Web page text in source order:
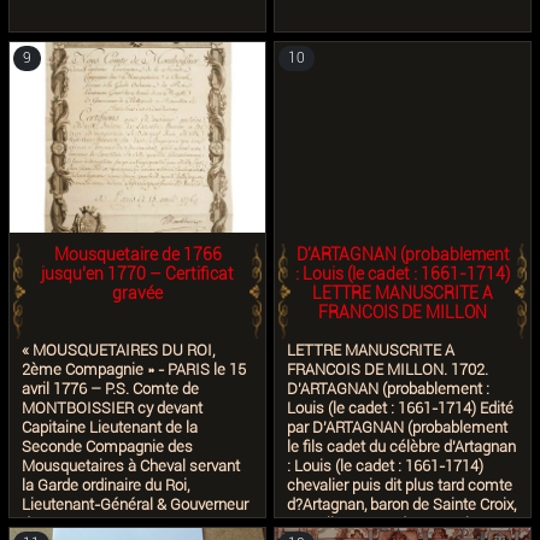
Mousquetaire de 1766
jusqu’en 1770 – Certificat
gravée
« MOUSQUETAIRES DU ROI,
2ème Compagnie » - PARIS le 15
avril 1776 – P.S. Comte de
MONTBOISSIER cy devant
Capitaine Lieutenant de la
Seconde Compagnie des
Mousquetaires à Cheval servant
la Garde ordinaire du Roi,
Lieutenant-Général & Gouverneur
de BELLEGARDE en
9
D'ARTAGNAN (probablement
: Louis (le cadet : 1661-1714)
LETTRE MANUSCRITE A
FRANCOIS DE MILLON
LETTRE MANUSCRITE A
FRANCOIS DE MILLON. 1702.
D'ARTAGNAN (probablement :
Louis (le cadet : 1661-1714) Edité
par D'ARTAGNAN (probablement
le fils cadet du célèbre d'Artagnan
: Louis (le cadet : 1661-1714)
chevalier puis dit plus tard comte
d?Artagnan, baron de Sainte Croix,
sous-lieutenant de Monseigneur
10